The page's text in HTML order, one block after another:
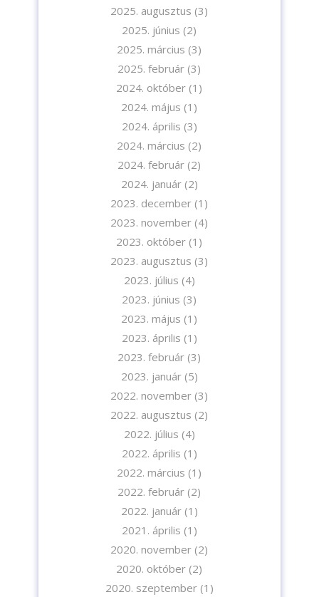
2025. augusztus (3)
2025. június (2)
2025. március (3)
2025. február (3)
2024. október (1)
2024. május (1)
2024. április (3)
2024. március (2)
2024. február (2)
2024. január(2)
2023. december (1)
2023. november (4)
2023. október (1)
2023. augusztus (3)
2023. július (4)
2023. június (3)
2023. május (1)
2023. április (1)
2023. február (3)
2023. január(5)
2022. november (3)
2022. augusztus (2)
2022. július (4)
2022. április (1)
2022. március (1)
2022. február (2)
2022. január(1)
2021. április (1)
2020. november (2)
2020. október (2)
2020. szeptember(1)